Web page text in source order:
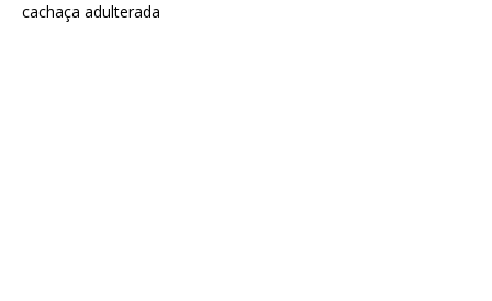
cachaça adulterada